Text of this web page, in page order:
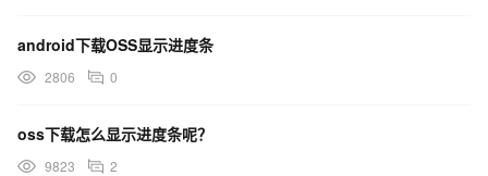
android下载OSS显示进度条
2806 0
oss下载怎么显示进度条呢？
9823 2